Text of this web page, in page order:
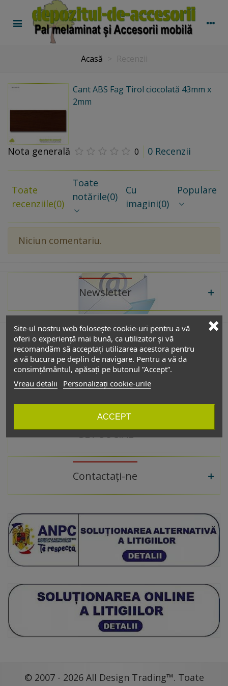
Acasă
Cant ABS Fag Tirol ciocolată 43mm x
2mm
Nota generală 0 0 Recenzii
Toate
recenziile(0)
Toate
notările(0)
Cu
imagini(0)
Populare
Niciun comentariu.
Site-ul nostru web folosește cookie-uri pentru a vă
oferi o experiență mai bună, ca utilizator și vă
recomandăm să acceptați utilizarea acestora pentru
a vă bucura pe deplin de navigare. Pentru a vă da
consimțământul, apăsați pe butonul ”Accept”.
Vreau detalii
Personalizați cookie-urile
ACCEPT
Newsletter
De interes
Catalog
GET SOCIAL
Contactați-ne
© 2007 - 2026 All Design Trading™. Toate